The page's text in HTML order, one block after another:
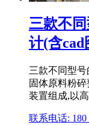
三款不
计(含cad
三款不同型
固体原料粉
装置组成,以
联系电话: 180